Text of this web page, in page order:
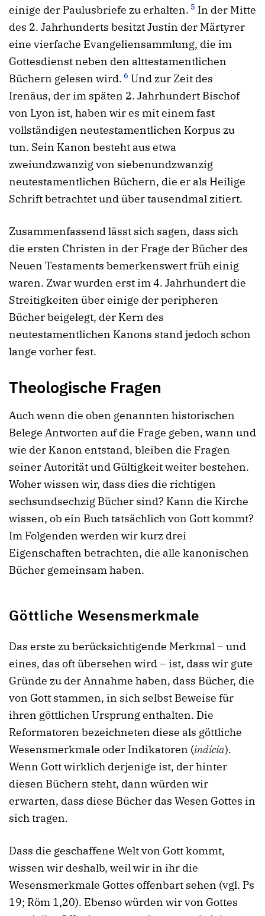
einige der Paulusbriefe zu erhalten. 5 In der Mitte
des 2. Jahrhunderts besitzt Justin der Märtyrer
eine vierfache Evangeliensammlung, die im
Gottesdienst neben den alttestamentlichen
Büchern gelesen wird. 6 Und zur Zeit des
Irenäus, der im späten 2. Jahrhundert Bischof
von Lyon ist, haben wir es mit einem fast
vollständigen neutestamentlichen Korpus zu
tun. Sein Kanon besteht aus etwa
zweiundzwanzig von siebenundzwanzig
neutestamentlichen Büchern, die er als Heilige
Schrift betrachtet und über tausendmal zitiert.
Zusammenfassend lässt sich sagen, dass sich
die ersten Christen in der Frage der Bücher des
Neuen Testaments bemerkenswert früh einig
waren. Zwar wurden erst im 4. Jahrhundert die
Streitigkeiten über einige der peripheren
Bücher beigelegt, der Kern des
neutestamentlichen Kanons stand jedoch schon
lange vorher fest.
Theologische Fragen
Auch wenn die oben genannten historischen
Belege Antworten auf die Frage geben, wann und
wie der Kanon entstand, bleiben die Fragen
seiner Autorität und Gültigkeit weiter bestehen.
Woher wissen wir, dass dies die richtigen
sechsundsechzig Bücher sind? Kann die Kirche
wissen, ob ein Buch tatsächlich von Gott kommt?
Im Folgenden werden wir kurz drei
Eigenschaften betrachten, die alle kanonischen
Bücher gemeinsam haben.
Göttliche Wesensmerkmale
Das erste zu berücksichtigende Merkmal – und
eines, das oft übersehen wird – ist, dass wir gute
Gründe zu der Annahme haben, dass Bücher, die
von Gott stammen, in sich selbst Beweise für
ihren göttlichen Ursprung enthalten. Die
Reformatoren bezeichneten diese als göttliche
Wesensmerkmale oder Indikatoren (indicia).
Wenn Gott wirklich derjenige ist, der hinter
diesen Büchern steht, dann würden wir
erwarten, dass diese Bücher das Wesen Gottes in
sich tragen.
Dass die geschaffene Welt von Gott kommt,
wissen wir deshalb, weil wir in ihr die
Wesensmerkmale Gottes offenbart sehen (vgl. Ps
19; Röm 1,20). Ebenso würden wir von Gottes